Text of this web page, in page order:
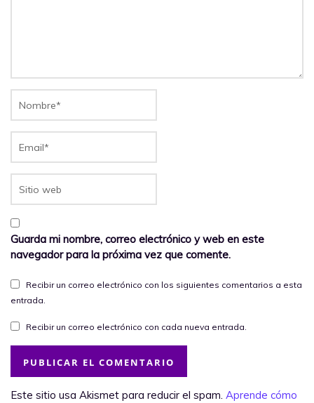
Guarda mi nombre, correo electrónico y web en este
navegador para la próxima vez que comente.
Recibir un correo electrónico con los siguientes comentarios a esta
entrada.
Recibir un correo electrónico con cada nueva entrada.
Este sitio usa Akismet para reducir el spam. Aprende cómo